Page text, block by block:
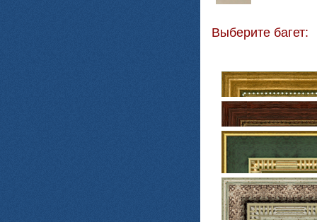
Выберите багет: